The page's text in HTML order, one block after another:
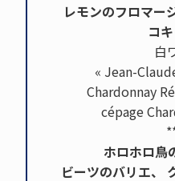
レモンのフロマー
コ
白
« Jean-
Chardonnay
cépage
ホロホロ鳥
ビーツのバリエ、